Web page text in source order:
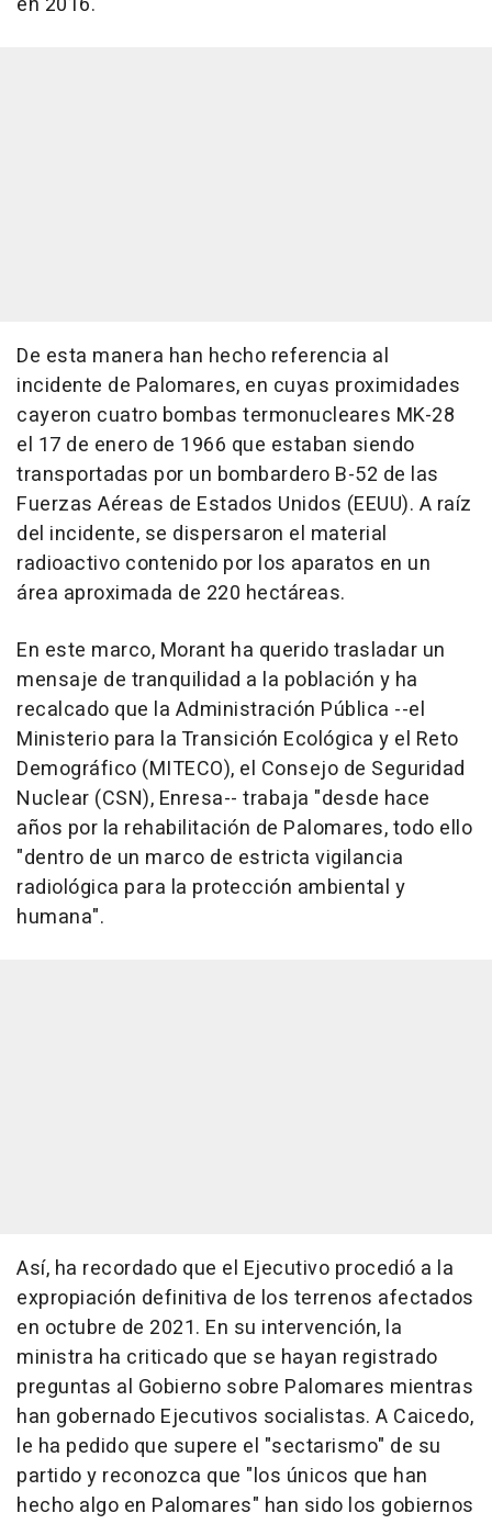
De esta manera han hecho referencia al
incidente de Palomares, en cuyas proximidades
cayeron cuatro bombas termonucleares MK-28
el 17 de enero de 1966 que estaban siendo
transportadas por un bombardero B-52 de las
Fuerzas Aéreas de Estados Unidos (EEUU). A raíz
del incidente, se dispersaron el material
radioactivo contenido por los aparatos en un
área aproximada de 220 hectáreas.
En este marco, Morant ha querido trasladar un
mensaje de tranquilidad a la población y ha
recalcado que la Administración Pública --el
Ministerio para la Transición Ecológica y el Reto
Demográfico (MITECO), el Consejo de Seguridad
Nuclear (CSN), Enresa-- trabaja "desde hace
años por la rehabilitación de Palomares, todo ello
"dentro de un marco de estricta vigilancia
radiológica para la protección ambiental y
humana".
Así, ha recordado que el Ejecutivo procedió a la
expropiación definitiva de los terrenos afectados
en octubre de 2021. En su intervención, la
ministra ha criticado que se hayan registrado
preguntas al Gobierno sobre Palomares mientras
han gobernado Ejecutivos socialistas. A Caicedo,
le ha pedido que supere el "sectarismo" de su
partido y reconozca que "los únicos que han
hecho algo en Palomares" han sido los gobiernos